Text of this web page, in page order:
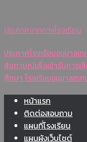
ประกาศจากทางโรงเรียน
ประกาศโรงเรียนอนุบาล
สัมภาษณ์เพื่อเข้ารับการเ
ศึกษา โรงเรียนอนุบาลเท
หน้าแรก
ติดต่อสอบถาม
แผนที่โรงเรียน
แผนผังเว็บไซต์